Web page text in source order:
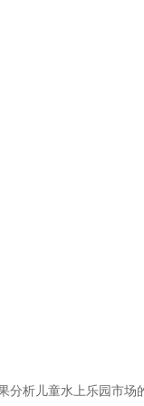
分析儿童水上乐园市场